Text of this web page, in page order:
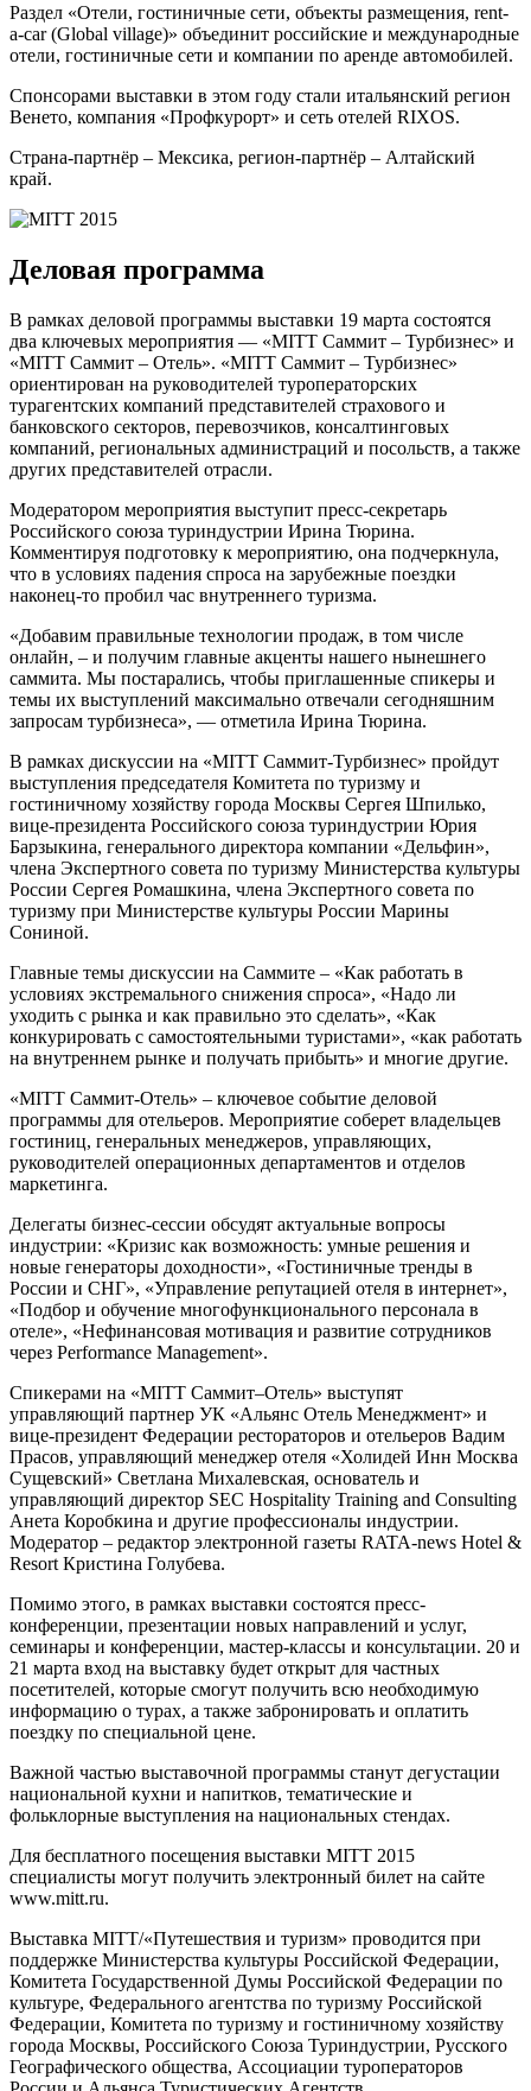
Раздел «Отели, гостиничные сети, объекты размещения, rent-
a-car (Global village)» объединит российские и международные
отели, гостиничные сети и компании по аренде автомобилей.
Спонсорами выставки в этом году стали итальянский регион
Венето, компания «Профкурорт» и сеть отелей RIXOS.
Страна-партнёр – Мексика, регион-партнёр – Алтайский
край.
Деловая программа
В рамках деловой программы выставки 19 марта состоятся
два ключевых мероприятия — «MITT Cаммит – Турбизнес» и
«MITT Cаммит – Отель». «MITT Cаммит – Турбизнес»
ориентирован на руководителей туроператорских
турагентских компаний представителей страхового и
банковского секторов, перевозчиков, консалтинговых
компаний, региональных администраций и посольств, а также
других представителей отрасли.
Модератором мероприятия выступит пресс-секретарь
Российского союза туриндустрии Ирина Тюрина.
Комментируя подготовку к мероприятию, она подчеркнула,
что в условиях падения спроса на зарубежные поездки
наконец-то пробил час внутреннего туризма.
«Добавим правильные технологии продаж, в том числе
онлайн, – и получим главные акценты нашего нынешнего
саммита. Мы постарались, чтобы приглашенные спикеры и
темы их выступлений максимально отвечали сегодняшним
запросам турбизнеса», — отметила Ирина Тюрина.
В рамках дискуссии на «MITT Cаммит-Турбизнес» пройдут
выступления председателя Комитета по туризму и
гостиничному хозяйству города Москвы Сергея Шпилько,
вице-президента Российского союза туриндустрии Юрия
Барзыкина, генерального директора компании «Дельфин»,
члена Экспертного совета по туризму Министерства культуры
России Сергея Ромашкина, члена Экспертного совета по
туризму при Министерстве культуры России Марины
Сониной.
Главные темы дискуссии на Саммите – «Как работать в
условиях экстремального снижения спроса», «Надо ли
уходить с рынка и как правильно это сделать», «Как
конкурировать с самостоятельными туристами», «как работать
на внутреннем рынке и получать прибыть» и многие другие.
«MITT Cаммит-Отель» – ключевое событие деловой
программы для отельеров. Мероприятие соберет владельцев
гостиниц, генеральных менеджеров, управляющих,
руководителей операционных департаментов и отделов
маркетинга.
Делегаты бизнес-сессии обсудят актуальные вопросы
индустрии: «Кризис как возможность: умные решения и
новые генераторы доходности», «Гостиничные тренды в
России и СНГ», «Управление репутацией отеля в интернет»,
«Подбор и обучение многофункционального персонала в
отеле», «Нефинансовая мотивация и развитие сотрудников
через Performance Management».
Спикерами на «MITT Саммит–Отель» выступят
управляющий партнер УК «Альянс Отель Менеджмент» и
вице-президент Федерации рестораторов и отельеров Вадим
Прасов, управляющий менеджер отеля «Холидей Инн Москва
Сущевский» Светлана Михалевская, основатель и
управляющий директор SEC Hospitality Training and Consulting
Анета Коробкина и другие профессионалы индустрии.
Модератор – редактор электронной газеты RATA-news Hotel &
Resort Кристина Голубева.
Помимо этого, в рамках выставки состоятся пресс-
конференции, презентации новых направлений и услуг,
семинары и конференции, мастер-классы и консультации. 20 и
21 марта вход на выставку будет открыт для частных
посетителей, которые смогут получить всю необходимую
информацию о турах, а также забронировать и оплатить
поездку по специальной цене.
Важной частью выставочной программы станут дегустации
национальной кухни и напитков, тематические и
фольклорные выступления на национальных стендах.
Для бесплатного посещения выставки MITT 2015
специалисты могут получить электронный билет на сайте
www.mitt.ru.
Выставка MITT/«Путешествия и туризм» проводится при
поддержке Министерства культуры Российской Федерации,
Комитета Государственной Думы Российской Федерации по
культуре, Федерального агентства по туризму Российской
Федерации, Комитета по туризму и гостиничному хозяйству
города Москвы, Российского Союза Туриндустрии, Русского
Географического общества, Ассоциации туроператоров